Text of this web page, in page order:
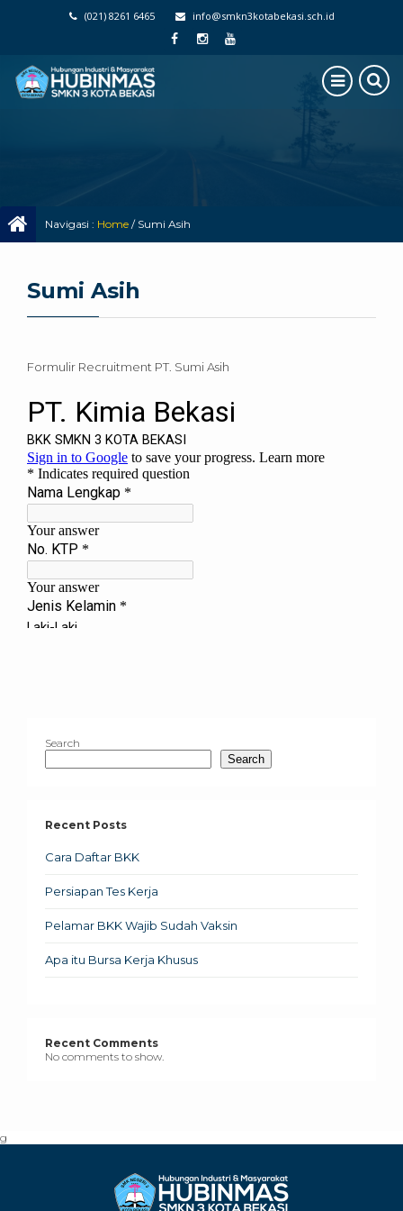
(021) 8261 6465 info@smkn3kotabekasi.sch.id
Navigasi : Home / Sumi Asih
Sumi Asih
Formulir Recruitment PT. Sumi Asih
Search
Search
Recent Posts
Cara Daftar BKK
Persiapan Tes Kerja
Pelamar BKK Wajib Sudah Vaksin
Apa itu Bursa Kerja Khusus
Recent Comments
No comments to show.
g